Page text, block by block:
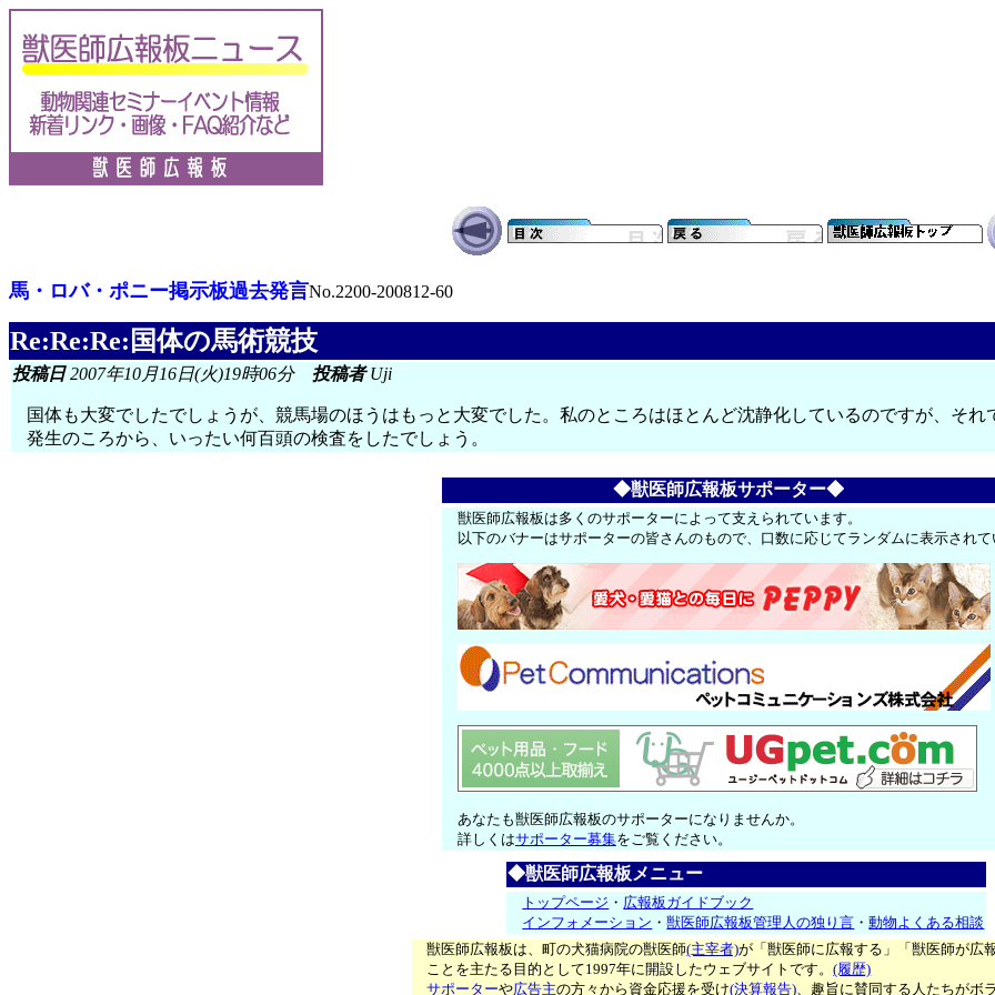
馬・ロバ・ポニー掲示板過去発言No.2200-200812-60
Re:Re:Re:国体の馬術競技
投稿日2007年10月16日(火)19時06分 投稿者Uji
国体も大変でしたでしょうが、競馬場のほうはもっと大変でした。私のところはほとんど沈静化しているのですが、そ
発生のころから、いったい何百頭の検査をしたでしょう。
◆獣医師広報板サポーター◆
獣医師広報板は多くのサポーターによって支えられています。
以下のバナーはサポーターの皆さんのもので、口数に応じてランダムに表示されて
あなたも獣医師広報板のサポーターになりませんか。
詳しくはサポーター募集をご覧ください。
◆獣医師広報板メニュー
トップページ ・ 広報板ガイドブック
インフォメーション ・獣医師広報板管理人の独り言 ・動物よくある相談
獣医師広報板は、町の犬猫病院の獣医師(主宰者)が「獣医師に広報する」「獣医師が広報
ことを主たる目的として1997年に開設したウェブサイトです。(履歴)
サポーターや広告主の方々から資金応援を受け(決算報告)、趣旨に賛同する人たちがボ